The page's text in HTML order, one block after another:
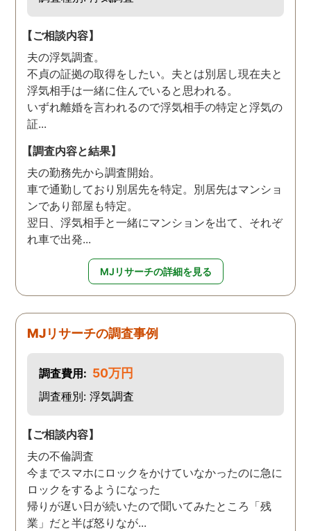
【ご相談内容】
夫の浮気調査。
不貞の証拠の取得をしたい。夫とは別居し現在夫と
浮気相手は一緒に住んでいると思われる。
いずれ離婚を言われるので浮気相手の特定と浮気の
証...
【調査内容と結果】
夫の勤務先から調査開始。
車で通勤しており別居先を特定。別居先はマンショ
ンであり部屋も特定。
翌日、浮気相手と一緒にマンションを出て、それぞ
れ車で出発...
MJリサーチの詳細を見る
MJリサーチの調査事例
調査費用: 50万円
調査種別: 浮気調査
【ご相談内容】
夫の不倫調査
今までスマホにロックをかけていなかったのに急に
ロックをするようになった
帰りが遅い日が続いたので聞いてみたところ「残
業」だと半ば怒りなが...